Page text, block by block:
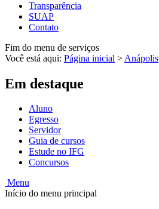
Transparência
SUAP
Contato
Fim do menu de serviços
Você está aqui: Página inicial > Anápolis
Em destaque
Aluno
Egresso
Servidor
Guia de cursos
Estude no IFG
Concursos
Menu
Início do menu principal